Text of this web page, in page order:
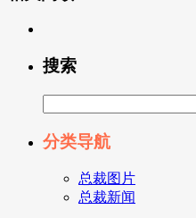
搜索
分类导航
总裁图片
总裁新闻